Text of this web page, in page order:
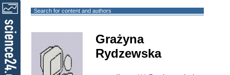
Search for content and authors
Grażyna
Rydzewska